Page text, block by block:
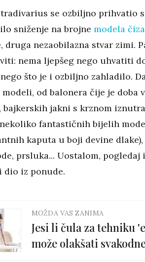
se ozbiljno prihvatio
sniženje na brojne modela
druga nezaobilazna stvar zimi.
nema ljepšeg nego uhvatiti
što je i ozbiljno zahladilo.
od balonera čije je doba
bajkerskih jakni s krznom
fantastičnih bijelih
kaputa u boji devine
prsluka... Uostalom,
dio iz ponude.
MOŽDA VAS ZANIMA
Jesi li čula za tehniku
može olakšati